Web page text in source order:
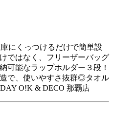
にくっつけるだけで簡単設
ではなく、フリーザーバッグ
可能なラップホルダー３段！
で、使いやすさ抜群◎タオル
O!K & DECO 那覇店